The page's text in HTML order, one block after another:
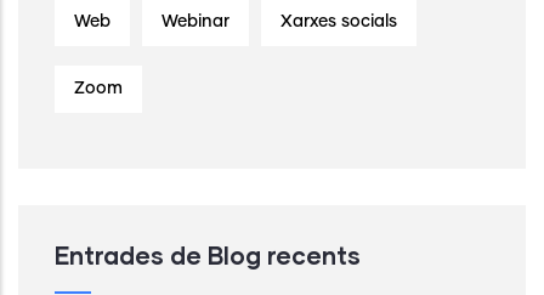
Web Webinar Xarxes socials
Zoom
Entrades de Blog recents